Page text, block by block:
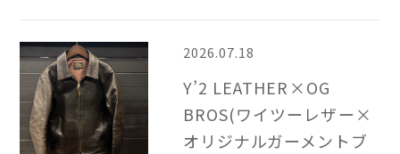
2026.07.18
Y’2 LEATHER×OG
BROS(ワイツーレザー×
オリジナルガーメントブ